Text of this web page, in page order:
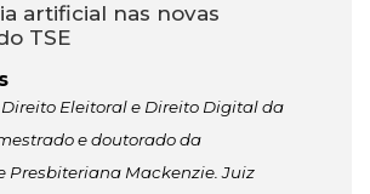
artificial nas novas
TSE
Direito Eleitoral e Direito Digital da
e doutorado da
Presbiteriana Mackenzie. Juiz